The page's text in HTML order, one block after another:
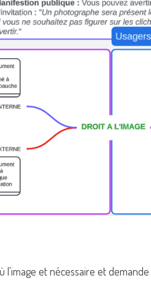
l'image et nécessaire et